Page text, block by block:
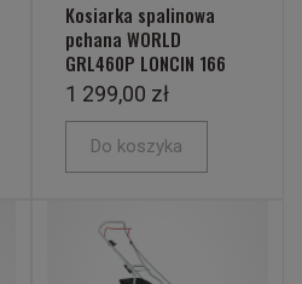
Kosiarka spalinowa
pchana WORLD
GRL460P LONCIN 166
1 299,00 zł
Do koszyka